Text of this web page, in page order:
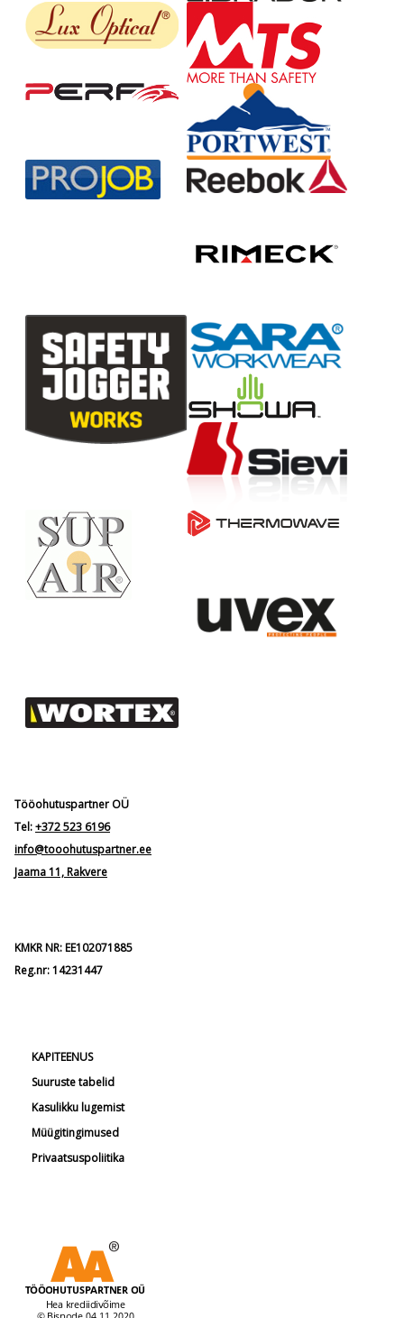
Tööohutuspartner OÜ
Tel:+372 523 6196
info@tooohutuspartner.ee
Jaama 11, Rakvere
KMKR NR: EE102071885
Reg.nr: 14231447
KAPITEENUS
Suuruste tabelid
Kasulikku lugemist
Müügitingimused
Privaatsuspoliitika